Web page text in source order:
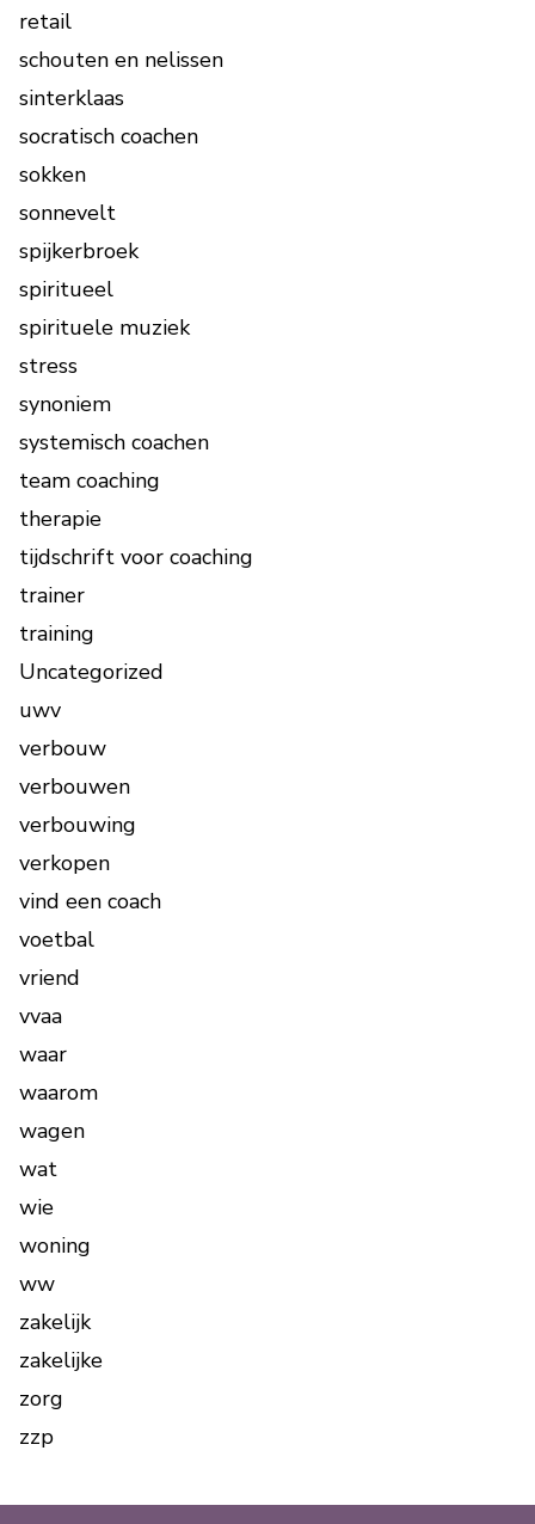
retail
schouten en nelissen
sinterklaas
socratisch coachen
sokken
sonnevelt
spijkerbroek
spiritueel
spirituele muziek
stress
synoniem
systemisch coachen
team coaching
therapie
tijdschrift voor coaching
trainer
training
Uncategorized
uwv
verbouw
verbouwen
verbouwing
verkopen
vind een coach
voetbal
vriend
vvaa
waar
waarom
wagen
wat
wie
woning
ww
zakelijk
zakelijke
zorg
zzp